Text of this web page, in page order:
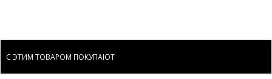
С ЭТИМ ТОВАРОМ ПОКУПАЮТ